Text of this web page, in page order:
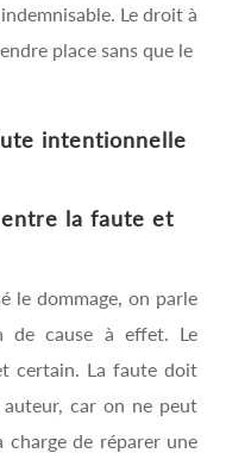
Le droit à
place sans que le
intentionnelle
la faute et
le dommage, on parle
cause à effet. Le
certain. La faute doit
car on ne peut
charge de réparer une